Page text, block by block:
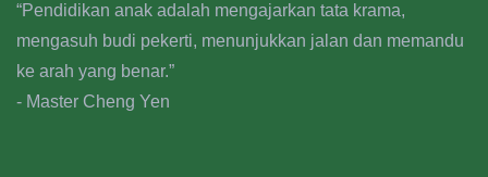
“Pendidikan anak adalah mengajarkan tata krama,
mengasuh budi pekerti, menunjukkan jalan dan memandu
ke arah yang benar.”
- Master Cheng Yen